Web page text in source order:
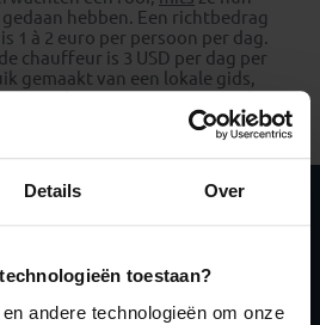
Details Over
toestaan?
andere technologieën om onze
hebben. Een richtbedrag
1 à 2 euro per persoon per dag.
chauffeur is 3 USD per dag per
gemaakt van een lokale gids,
per dag per groep een goed
in voor de